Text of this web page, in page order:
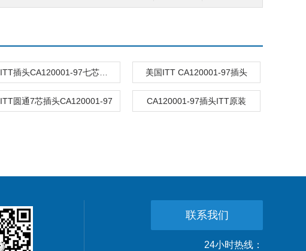
美国ITT CA120001-97插头
ITT圆通7芯插头CA120001-97 CA120001-97插头ITT原装
联系我们
24小时热线：